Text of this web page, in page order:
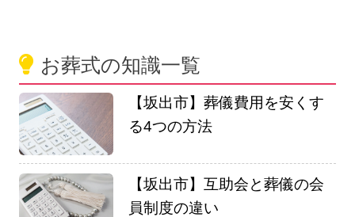
お葬式の知識一覧
【坂出市】葬儀費用を安くす
る4つの方法
【坂出市】互助会と葬儀の会
員制度の違い